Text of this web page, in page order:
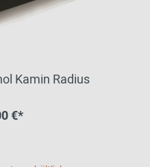
Kamin Radius
€*